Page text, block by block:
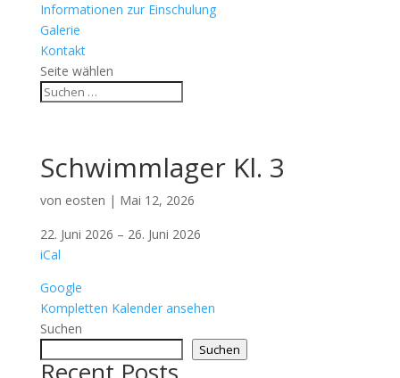
Informationen zur Einschulung
Galerie
Kontakt
Seite wählen
Schwimmlager Kl. 3
von eosten | Mai 12, 2026
Schwimmlager
Kl.
22. Juni 2026 – 26. Juni 2026
iCal
Google
Kompletten Kalender ansehen
Suchen
Suchen